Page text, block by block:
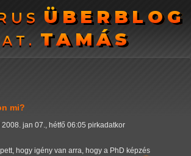
ÜBERBLOG
ÜBERBLOG
TAMÁS
TAMÁS
mi?
2008. jan 07., hétfő 06:05 pirkadatkor
hogy igény van arra, hogy a PhD képzés